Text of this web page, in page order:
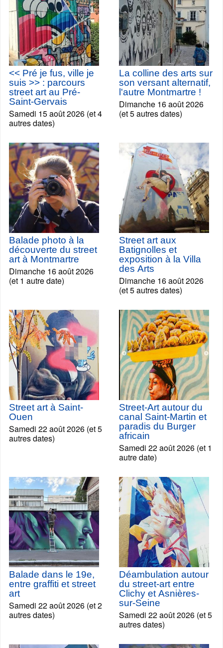
<< Pré je fus, ville je
suis >> : parcours
street art au Pré-
Saint-Gervais
Samedi 15 août 2026 (et 4
autres dates)
La colline des arts sur
son versant alternatif,
l'autre Montmartre !
Dimanche 16 août 2026
(et 5 autres dates)
Balade photo à la
découverte du street
art à Montmartre
Dimanche 16 août 2026
(et 1 autre date)
Street art aux
Batignolles et
exposition à la Villa
des Arts
Dimanche 16 août 2026
(et 5 autres dates)
Street art à Saint-
Ouen
Samedi 22 août 2026 (et 5
autres dates)
Street-Art autour du
canal Saint-Martin et
paradis du Burger
africain
Samedi 22 août 2026 (et 1
autre date)
Balade dans le 19e,
entre graffiti et street
art
Samedi 22 août 2026 (et 2
autres dates)
Déambulation autour
du street-art entre
Clichy et Asnières-
sur-Seine
Samedi 22 août 2026 (et 5
autres dates)